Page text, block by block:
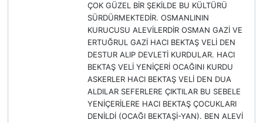
ÇOK GÜZEL BİR ŞEKİLDE BU KÜLTÜRÜ
SÜRDÜRMEKTEDİR. OSMANLININ
KURUCUSU ALEVİLERDİR OSMAN GAZİ VE
ERTUĞRUL GAZİ HACI BEKTAŞ VELİ DEN
DESTUR ALIP DEVLETİ KURDULAR. HACI
BEKTAŞ VELİ YENİÇERİ OCAĞINI KURDU
ASKERLER HACI BEKTAŞ VELİ DEN DUA
ALDILAR SEFERLERE ÇIKTILAR BU SEBELE
YENİÇERİLERE HACI BEKTAŞ ÇOCUKLARI
DENİLDİ (OCAĞI BEKTAŞİ-YAN). BEN ALEVİ